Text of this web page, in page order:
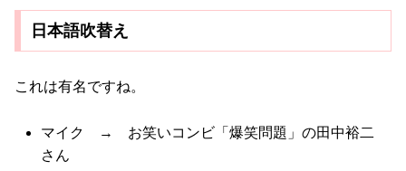
日本語吹替え
これは有名ですね。
マイク → お笑いコンビ「爆笑問題」の田中裕二
さん